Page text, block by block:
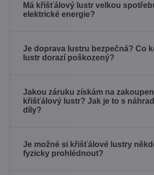
Má křišťálový lustr velkou
elektrické energie?
Je doprava lustru bezpečná? Co
lustr dorazí poškozený?
Jakou záruku získám na
křišťálový lustr? Jak je to s
díly?
Je možné si křišťálové lustry
fyzicky prohlédnout?